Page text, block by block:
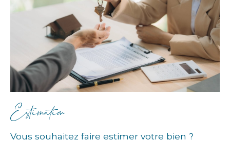
Estimation
Vous souhaitez faire estimer votre bien ?